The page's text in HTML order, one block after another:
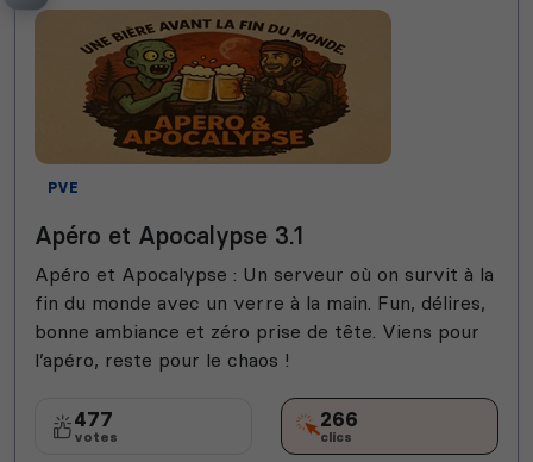
PVE
Apéro et Apocalypse 3.1
Apéro et Apocalypse : Un serveur où on survit à la
fin du monde avec un verre à la main. Fun, délires,
bonne ambiance et zéro prise de tête. Viens pour
l’apéro, reste pour le chaos !
477
votes
266
clics